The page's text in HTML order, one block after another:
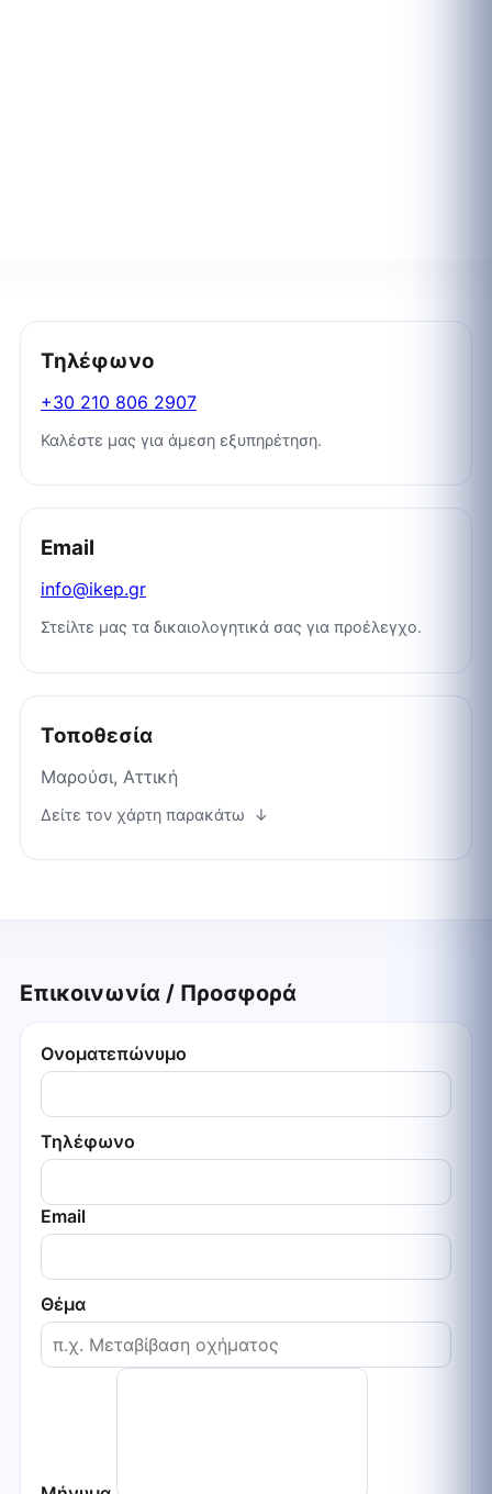
Τηλέφωνο
+30 210 806 2907
Καλέστε μας για άμεση εξυπηρέτηση.
Email
info@ikep.gr
Στείλτε μας τα δικαιολογητικά σας για προέλεγχο.
Τοποθεσία
Μαρούσι, Αττική
Δείτε τον χάρτη παρακάτω ↓
Επικοινωνία / Προσφορά
Ονοματεπώνυμο
Τηλέφωνο
Email
Θέμα